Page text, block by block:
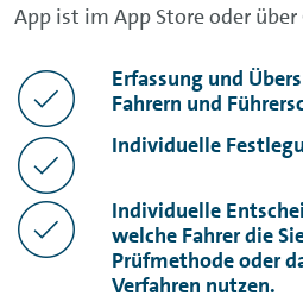
App ist im App Store oder
Erfassung und
Fahrern und
Individuelle
Individuelle
welche Fahrer die
Prüfmethode oder
Verfahren nutzen.